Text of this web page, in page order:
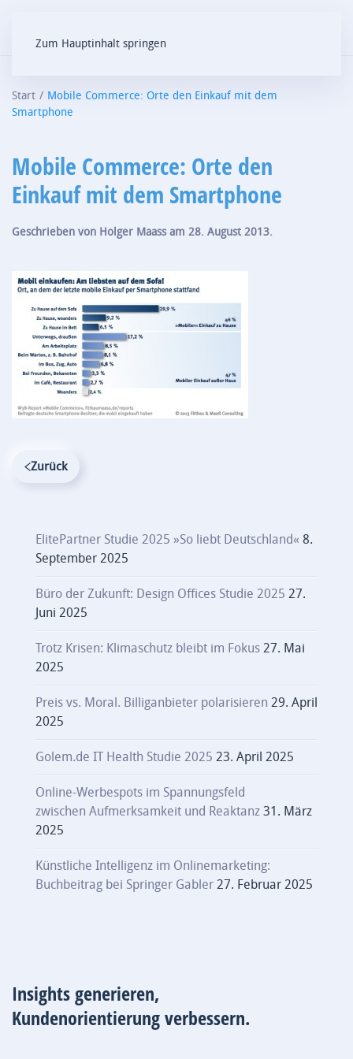
Zum Hauptinhalt springen
Start
Mobile Commerce: Orte den Einkauf mit dem
Smartphone
Mobile Commerce: Orte den
Einkauf mit dem Smartphone
Geschrieben von Holger Maassam 28. August 2013.
Zurück
ElitePartner Studie 2025 »So liebt Deutschland« 8.
September 2025
Büro der Zukunft: Design Offices Studie 2025 27.
Juni 2025
Trotz Krisen: Klimaschutz bleibt im Fokus 27. Mai
2025
Preis vs. Moral. Billiganbieter polarisieren 29. April
2025
Golem.de IT Health Studie 2025 23. April 2025
Online-Werbespots im Spannungsfeld
zwischen Aufmerksamkeit und Reaktanz 31. März
2025
Künstliche Intelligenz im Onlinemarketing:
Buchbeitrag bei Springer Gabler 27. Februar 2025
Insights generieren,
Kundenorientierung verbessern.